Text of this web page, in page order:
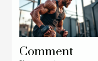
Comment